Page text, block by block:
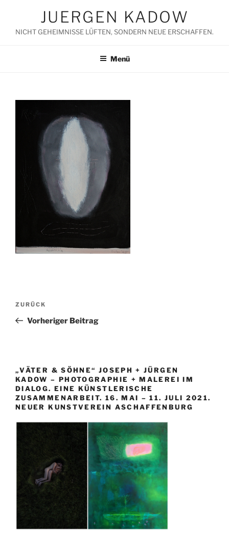
springen
JUERGEN KADOW
NICHT GEHEIMNISSE LÜFTEN, SONDERN NEUE ERSCHAFFEN.
Menü
Beitragsnavigation
Vorheriger
Beitrag
ZURÜCK
Vorheriger Beitrag
„VÄTER & SÖHNE“ JOSEPH + JÜRGEN
KADOW – PHOTOGRAPHIE + MALEREI IM
DIALOG. EINE KÜNSTLERISCHE
ZUSAMMENARBEIT. 16. MAI – 11. JULI 2021.
NEUER KUNSTVEREIN ASCHAFFENBURG